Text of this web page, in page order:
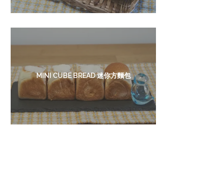
MINI CUBE BREAD 迷你方麵包